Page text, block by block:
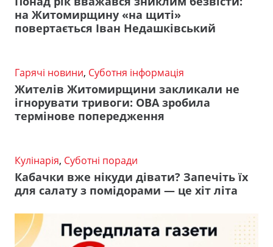
на Житомирщину «на щиті»
повертається Іван Недашківський
Гарячі новини, Суботня інформація
Жителів Житомирщини закликали не
ігнорувати тривоги: ОВА зробила
термінове попередження
Кулінарія, Суботні поради
Кабачки вже нікуди дівати? Запечіть їх
для салату з помідорами — це хіт літа